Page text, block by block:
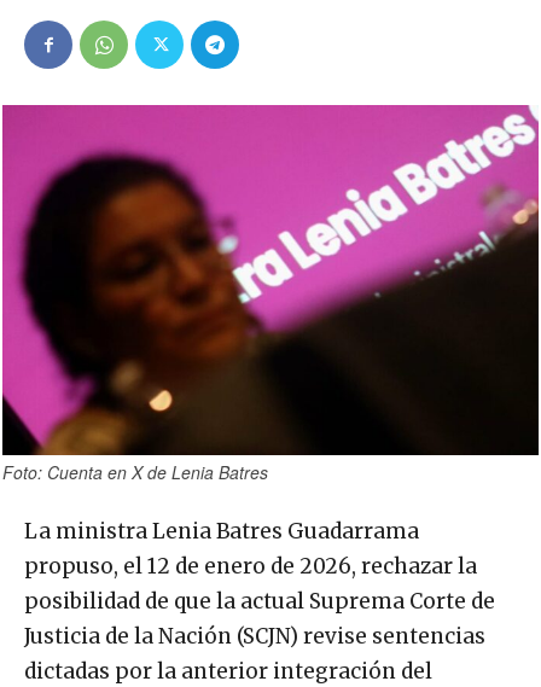
Foto: Cuenta en X de Lenia Batres
La ministra Lenia Batres Guadarrama
propuso, el 12 de enero de 2026, rechazar la
posibilidad de que la actual Suprema Corte de
Justicia de la Nación (SCJN) revise sentencias
dictadas por la anterior integración del